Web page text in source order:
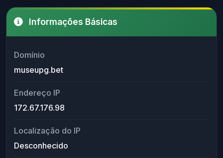
Informações Básicas
Domínio
museupg.bet
Endereço IP
172.67.176.98
Localização do IP
Desconhecido